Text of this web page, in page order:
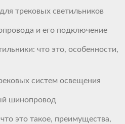
трековых светильников
и его подключение
что это, особенности,
систем освещения
шинопровод
это такое, преимущества,